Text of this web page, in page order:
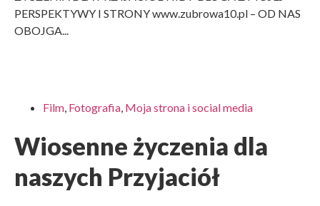
PERSPEKTYWY I STRONY www.zubrowa10.pl – OD NAS
OBOJGA...
Film, Fotografia, Moja strona i social media
Wiosenne życzenia dla
naszych Przyjaciół